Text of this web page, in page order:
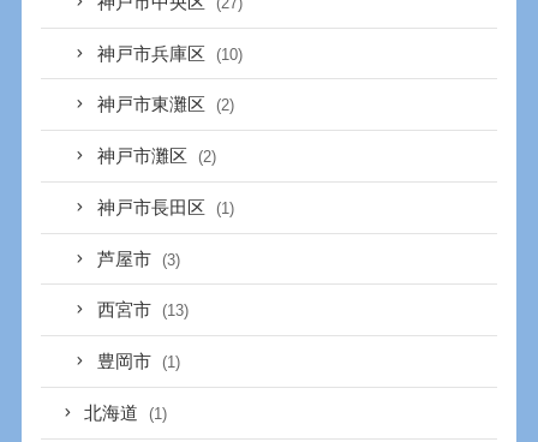
神戸市兵庫区 (10)
神戸市東灘区 (2)
神戸市灘区 (2)
神戸市長田区 (1)
芦屋市 (3)
西宮市 (13)
豊岡市 (1)
北海道 (1)